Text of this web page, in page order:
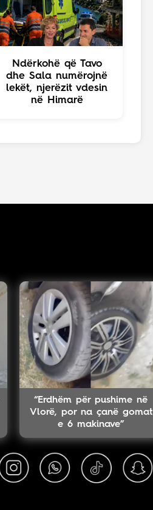
Ndërkohë që Tavo
dhe Sala numërojnë
lekët, njerëzit vdesin
në Himarë
“Erdhëm për pushime në
Vlorë, por na çanë gomat
e 6 makinave”